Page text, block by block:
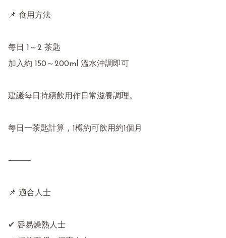
📌 食用方法
每日 1～2 茶匙
加入約 150～200ml 溫水沖調即可
建議每日持續飲用作日常滋養調理。
每日一茶匙計算，1樽約可飲用約1個月
⸻
📌 適合人士
✔ 容易燥熱人士